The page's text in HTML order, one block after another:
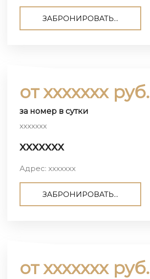
ЗАБРОНИРОВАТЬ...
от ххххххх руб.
за номер в сутки
ххххххх
ххххххх
Адрес: ххххххх
ЗАБРОНИРОВАТЬ...
от ххххххх руб.